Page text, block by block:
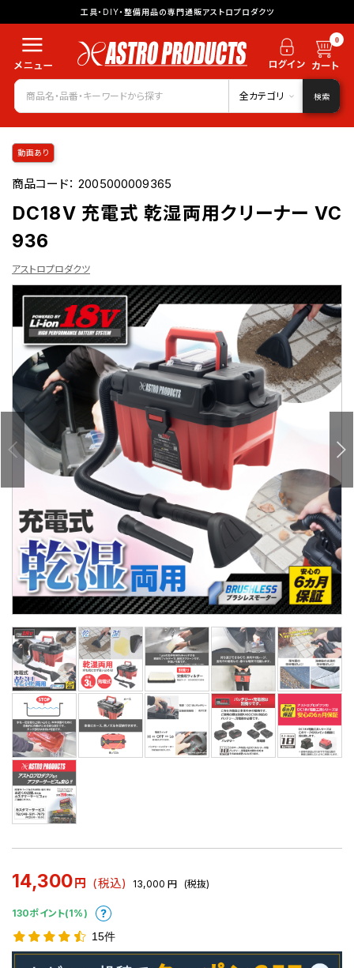
工具・DIY・整備用品の専門通販アストロプロダクツ
0
全カテゴリ 検索
動画あり
商品コード：2005000009365
DC18V 充電式 乾湿両用クリーナー VC
936
アストロプロダクツ
14,300 円 (税込) 13,000 円 (税抜)
130ポイント(1%)
15件